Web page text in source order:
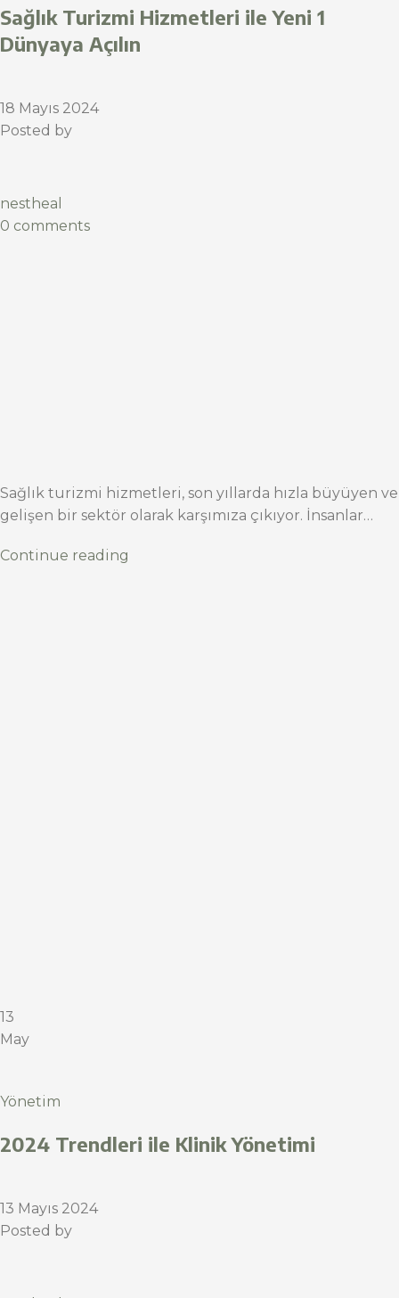
Sağlık Turizmi Hizmetleri ile Yeni 1
Dünyaya Açılın
18 Mayıs 2024
Posted by
nestheal
0 comments
Sağlık turizmi hizmetleri, son yıllarda hızla büyüyen ve
gelişen bir sektör olarak karşımıza çıkıyor. İnsanlar…
Continue reading
13
May
Yönetim
2024 Trendleri ile Klinik Yönetimi
13 Mayıs 2024
Posted by